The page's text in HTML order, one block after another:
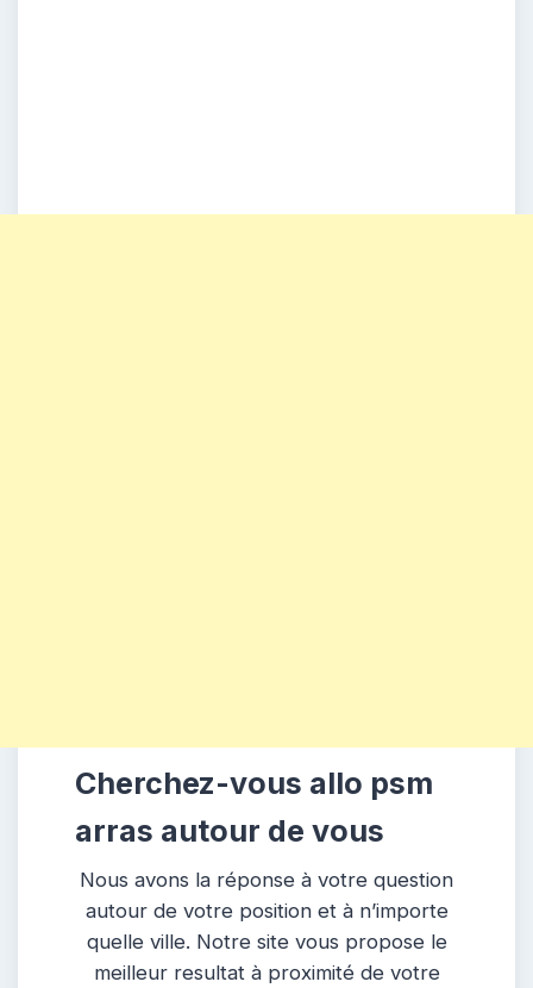
Cherchez-vous allo psm
arras autour de vous
Nous avons la réponse à votre question
autour de votre position et à n’importe
quelle ville. Notre site vous propose le
meilleur resultat à proximité de votre